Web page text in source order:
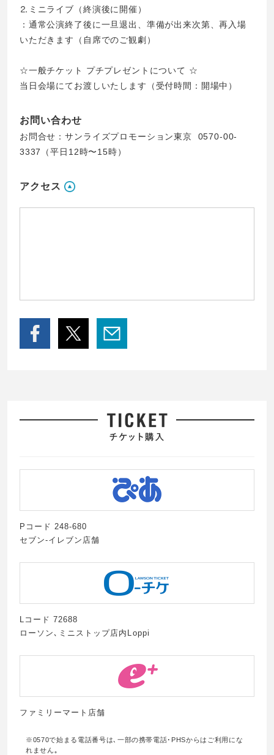
⒉ミニライブ（終演後に開催）
：通常公演終了後に一旦退出、準備が出来次第、再入場
いただきます（自席でのご観劇）
☆一般チケット プチプレゼントについて ☆
当日会場にてお渡しいたします（受付時間：開場中）
お問い合わせ
お問合せ：サンライズプロモーション東京 0570-00-
3337（平日12時〜15時）
アクセス
Pコード 248-680
セブン-イレブン店舗
Lコード 72688
ローソン､ミニストップ店内Loppi
ファミリーマート店舗
※0570で始まる電話番号は､一部の携帯電話･PHSからはご利用にな
れません｡